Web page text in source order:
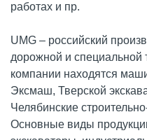
работах и пр.
UMG – российский
дорожной и специальной
компании находятся
Эксмаш, Тверской
Челябинские
Основные виды